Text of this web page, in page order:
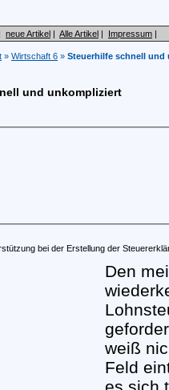
| neue Artikel | Alle Artikel | Impressum |
» Wirtschaft 6 » Steuerhilfe schnell und
und unkompliziert
bei der Erstellung der
Den
weiß
Feld
es sich